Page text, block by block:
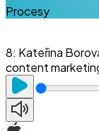
Procesy
8: Kateřina
content